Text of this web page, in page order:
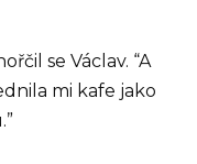
se Václav. “A
mi kafe jako